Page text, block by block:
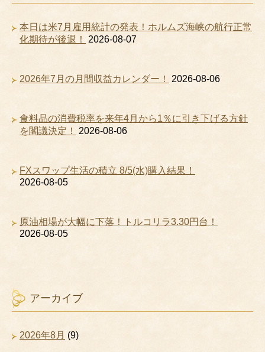
本日は米7月雇用統計の発表！ホルムズ海峡の航行正常
化期待が後退！
2026-08-07
2026年7月の月間収益カレンダー！ 2026-08-06
食料品の消費税率を来年4月から1％に引き下げる方針
を閣議決定！
2026-08-06
FXスワップ生活の積立 8/5(水)購入結果！
2026-08-05
原油相場が大幅に下落！トルコリラ3.30円台！
2026-08-05
アーカイブ
2026年8月 (9)